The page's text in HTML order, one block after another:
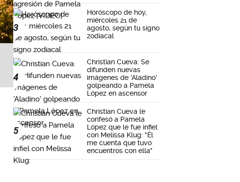
3
Horóscopo de hoy,
miércoles 21 de
agosto, según tu signo
zodiacal
4
Christian Cueva: Se
difunden nuevas
imágenes de 'Aladino'
golpeando a Pamela
López en ascensor
5
Christian Cueva le
confesó a Pamela
López que le fue infiel
con Melissa Klug: "Él
me cuenta que tuvo
encuentros con ella"